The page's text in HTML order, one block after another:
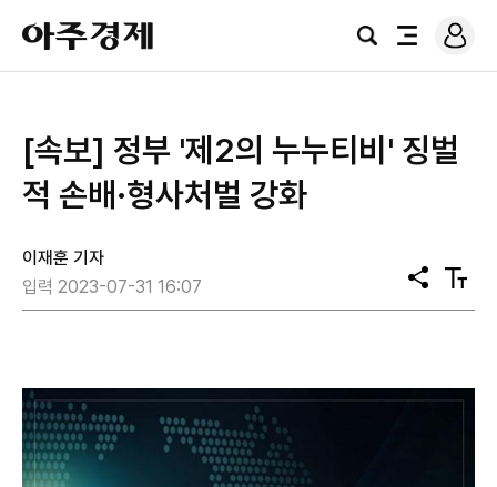
아
주
경
검
전
로
그
[속보] 정부 '제2의 누누티비' 징벌
적 손배·형사처벌 강화
이재훈 기자
입력 2023-07-31 16:07
공
유
텍
스